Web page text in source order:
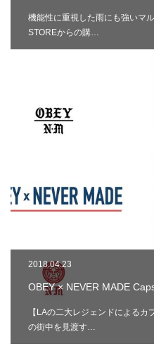
機能性に重視した雨にも強いマ
STOREからの購…
2018.04.23
OBEY × NEVER MADE
【LAの二大レジェンドによる
の街中を見渡す…